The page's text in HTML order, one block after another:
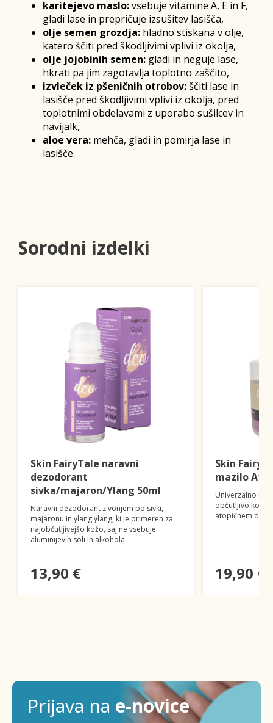
karitejevo maslo:vsebuje vitamine A, E in F,
gladi lase in prepričuje izsušitev lasišča,
olje semen grozdja: hladno stiskana v olje,
katero ščiti pred škodljivimi vplivi iz okolja,
olje jojobinih semen: gladi in neguje lase,
hkrati pa jim zagotavlja toplotno zaščito,
izvleček iz pšeničnih otrobov:ščiti lase in
lasišče pred škodljivimi vplivi iz okolja, pred
toplotnimi obdelavami z uporabo sušilcev in
navijalk,
aloe vera: mehča, gladi in pomirja lase in
lasišče.
Sorodni izdelki
Skin FairyTale naravni
dezodorant
sivka/majaron/Ylang 50ml
Naravni dezodorant z vonjem po sivki,
majaronu in ylang ylang, ki je primeren za
najobčutljivejšo kožo, saj ne vsebuje
aluminijevih soli in alkohola.
13,90 €
Skin
mazilo
Univerzalno
občutljivo kožo,
atopičnem
19,90 €
Prijava na e-novice